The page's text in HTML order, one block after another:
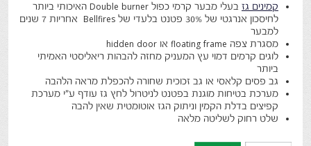
קמינים גז
בעלי מבער קרמי כפול Double burner האיכותי ביותר
לחיסכון אנרגטי של 30% פטנט בלעדי של Bellfires אחריות 7 שנים
למבער
מסגרת צפה floating frame או hidden door
לוגים קרמים דמוי עץ המעניק מחזה להבהות ריאליסטי האמיתי
ביותר
גב פסים קלאסי או גב זכוכית שחורה להכפלת מראה הלהבה
מערכת בטיחות מוגנת בפטנט לניטרול לחץ גז עודף ע"י מערכת
קפיצים בדלת הקמין וניתוק הגז אוטומטית שאין להבה
שלט רחוק לשליטה מלאה